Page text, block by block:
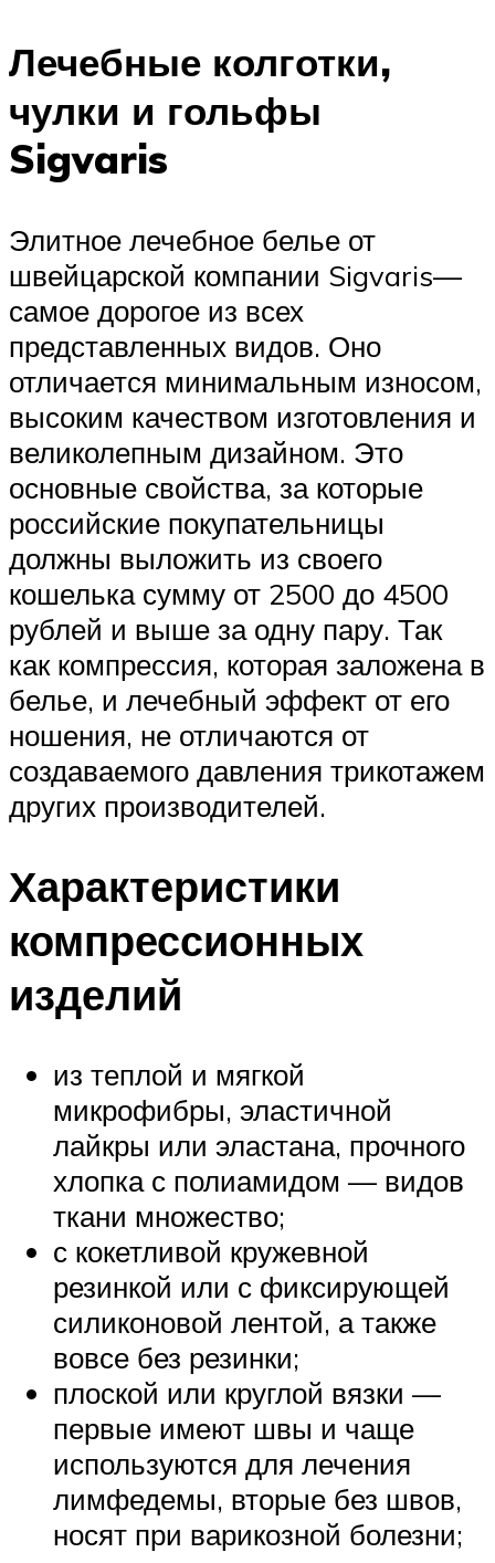
Лечебные колготки,
чулки и гольфы
Sigvaris
Элитное лечебное белье от
швейцарской компании Sigvaris—
самое дорогое из всех
представленных видов. Оно
отличается минимальным износом,
высоким качеством изготовления и
великолепным дизайном. Это
основные свойства, за которые
российские покупательницы
должны выложить из своего
кошелька сумму от 2500 до 4500
рублей и выше за одну пару. Так
как компрессия, которая заложена в
белье, и лечебный эффект от его
ношения, не отличаются от
создаваемого давления трикотажем
других производителей.
Характеристики
компрессионных
изделий
из теплой и мягкой
микрофибры, эластичной
лайкры или эластана, прочного
хлопка с полиамидом — видов
ткани множество;
с кокетливой кружевной
резинкой или с фиксирующей
силиконовой лентой, а также
вовсе без резинки;
плоской или круглой вязки —
первые имеют швы и чаще
используются для лечения
лимфедемы, вторые без швов,
носят при варикозной болезни;